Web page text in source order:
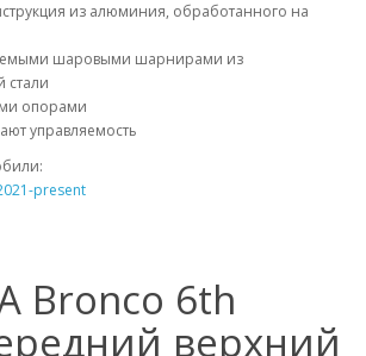
из алюминия, обработанного на
шаровыми шарнирами из
опорами
управляемость
present
Bronco 6th
верхний